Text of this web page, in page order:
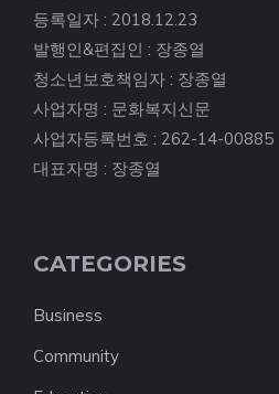
등록일자 : 2018.12.23
발행인&편집인 : 장종열
청소년보호책임자 : 장종열
사업자명 : 문화복지신문
사업자등록번호 : 262-14-00885
대표자명 : 장종열
CATEGORIES
Business
Community